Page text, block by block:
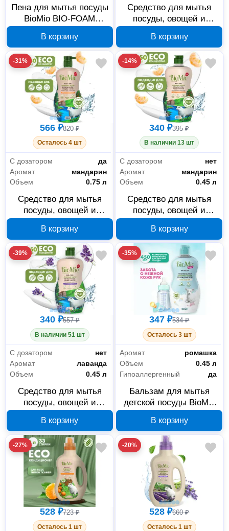
Пена для мытья посуды
BioMio BIO-FOAM
515.04260.0101
В корзину
Средство для мытья
посуды, овощей и
CARE Мята 450 мл
1445-09-07
В корзину
-31%
566 ₽820 ₽
Осталось 4 шт
С дозатором
да
Аромат
мандарин
Объем
0.75 л
Средство для мытья
посуды, овощей и
CARE Мандарин 750 мл
508.26089.0101
В корзину
-14%
340 ₽395 ₽
В наличии 13 шт
С дозатором
нет
Аромат
мандарин
Объем
0.45 л
Средство для мытья
посуды, овощей и
CARE Мандарин 450 мл
508.04089.1801
В корзину
-39%
340 ₽557 ₽
В наличии 51 шт
С дозатором
нет
Аромат
лаванда
Объем
0.45 л
Средство для мытья
посуды, овощей и
CARE Лаванда 450 мл
508.04087.0101
В корзину
-35%
347 ₽534 ₽
Осталось 3 шт
Аромат
ромашка
Объем
0.45 л
Гипоаллергенный
да
Бальзам для мытья
детской посуды BioMio
508.04165.0101
В корзину
-27%
528 ₽723 ₽
Осталось 1 шт
-20%
528 ₽660 ₽
Осталось 1 шт